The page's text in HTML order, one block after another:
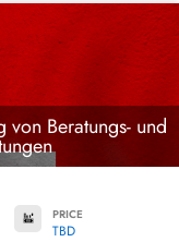
Beratungs- und
PRICE
TBD